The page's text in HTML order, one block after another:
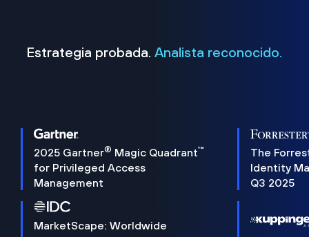
Estrategia probada. Analista reconocido.
2025 Gartner® Magic Quadrant™
for Privileged Access
Management
The
Identity
Q3 2025
MarketScape: Worldwide